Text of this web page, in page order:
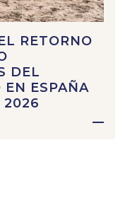
RETORNO
DEL
EN ESPAÑA
2026